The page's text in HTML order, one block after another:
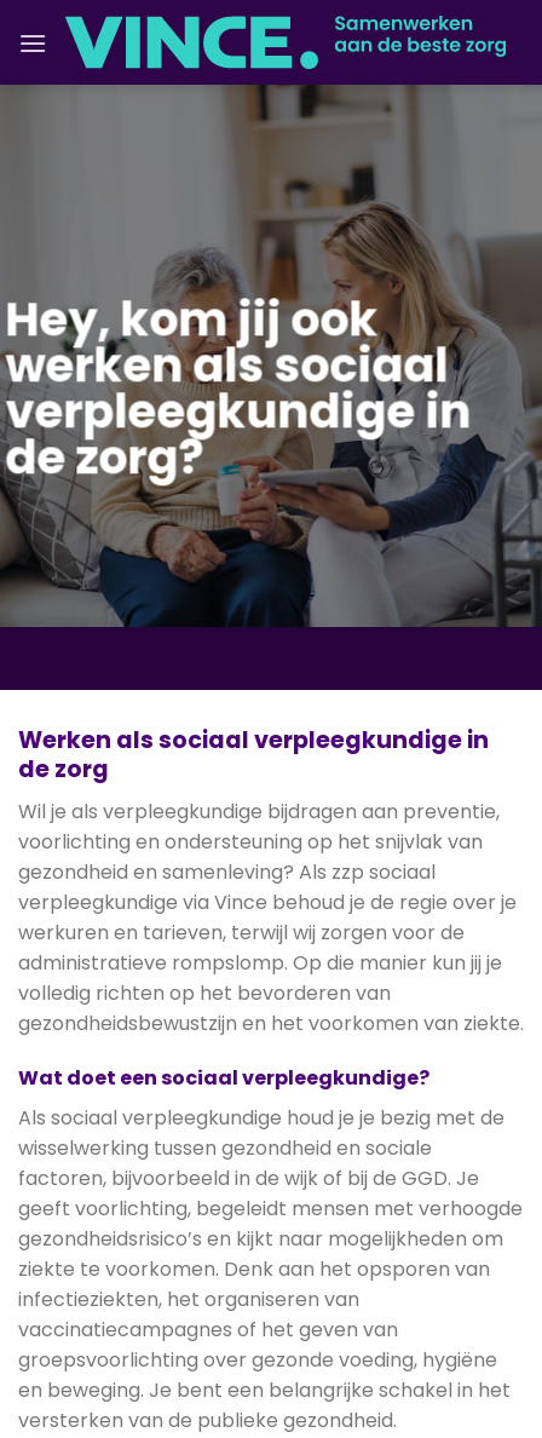
naar
Hey, kom jij ook
werken als sociaal
verpleegkundige in
de zorg?
Werken als sociaal verpleegkundige in
de zorg
Wil je als verpleegkundige bijdragen aan preventie,
voorlichting en ondersteuning op het snijvlak van
gezondheid en samenleving? Als zzp sociaal
verpleegkundige via Vince behoud je de regie over je
werkuren en tarieven, terwijl wij zorgen voor de
administratieve rompslomp. Op die manier kun jij je
volledig richten op het bevorderen van
gezondheidsbewustzijn en het voorkomen van ziekte.
Wat doet een sociaal verpleegkundige?
Als sociaal verpleegkundige houd je je bezig met de
wisselwerking tussen gezondheid en sociale
factoren, bijvoorbeeld in de wijk of bij de GGD. Je
geeft voorlichting, begeleidt mensen met verhoogde
gezondheidsrisico’s en kijkt naar mogelijkheden om
ziekte te voorkomen. Denk aan het opsporen van
infectieziekten, het organiseren van
vaccinatiecampagnes of het geven van
groepsvoorlichting over gezonde voeding, hygiëne
en beweging. Je bent een belangrijke schakel in het
versterken van de publieke gezondheid.